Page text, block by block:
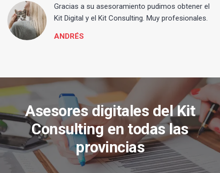
Gracias a su asesoramiento pudimos obtener el
Kit Digital y el Kit Consulting. Muy profesionales.
ANDRÉS
Asesores digitales del Kit
Consulting en todas las
provincias